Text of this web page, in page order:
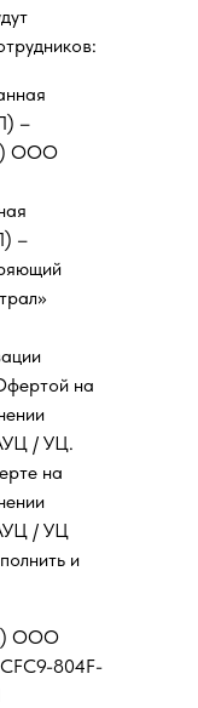
–
ООО
–
на
/ УЦ.
на
/ УЦ
и
ООО
804F-